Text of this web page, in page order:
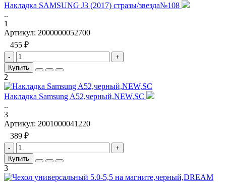
Накладка SAMSUNG J3 (2017) стразы/звезда№108
..
1
Артикул: 2000000052700
455 ₽
-
+
Купить
2
Накладка Samsung A52,черный,NEW,SC
..
3
Артикул: 2001000041220
389 ₽
-
+
Купить
3